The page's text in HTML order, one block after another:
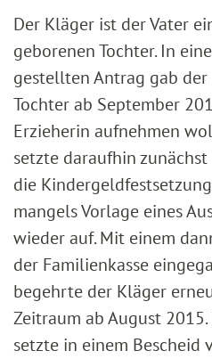
Der Kläger ist der Vater
geborenen Tochter. In
gestellten Antrag gab der
Tochter ab September
Erzieherin aufnehmen
setzte daraufhin
die
mangels Vorlage eines
wieder auf. Mit einem
der Familienkasse
begehrte der Kläger
Zeitraum ab August
setzte in einem Bescheid